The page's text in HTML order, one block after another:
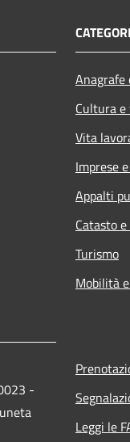
Cultura
Vita
Imprese
Appalti
Catasto
Turismo
Mobilità
-
Leggi le